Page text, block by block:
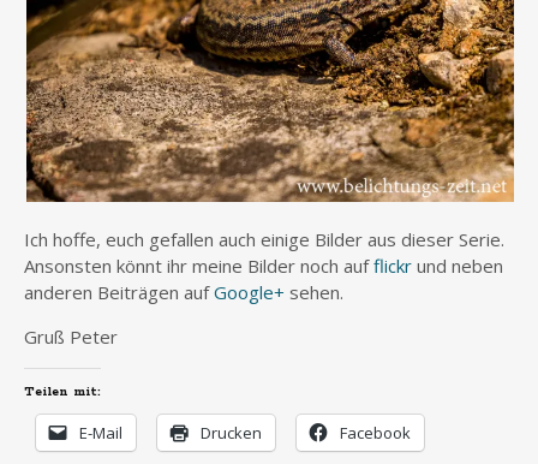
Ich hoffe, euch gefallen auch einige Bilder aus dieser Serie.
Ansonsten könnt ihr meine Bilder noch aufflickr und neben
anderen Beiträgen aufGoogle+ sehen.
Gruß Peter
Teilen mit:
E-Mail Drucken Facebook